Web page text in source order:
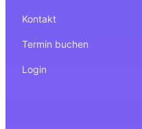
Kontakt
Termin buchen
Login